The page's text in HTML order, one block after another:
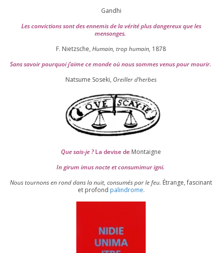
Gandhi
Les convic­tions sont des enne­mis de la véri­té plus dan­ge­reux que les
mensonges.
F. Nietzsche, Humain, trop humain, 1878
Sans savoir pour­quoi j’aime ce monde où nous sommes venus pour mourir.
Natsume Soseki, Oreiller d’herbes
Que sais-je ?La devise de Montaigne
In girum imus nocte et consu­mi­mur igni.
Nous tour­nons en rond dans la nuit, consu­més par le feu. Étrange, fas­ci­nant
et pro­fond palin­drome.